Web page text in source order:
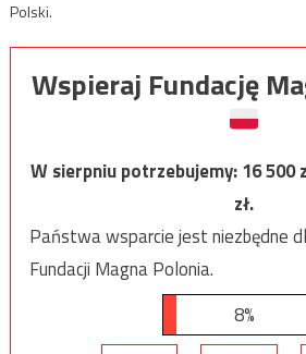
Polski.
Wspieraj Fundację
W sierpniu potrzebujemy:16 500
zł.
Państwa wsparcie jest niezbędne
Fundacji Magna Polonia.
8%